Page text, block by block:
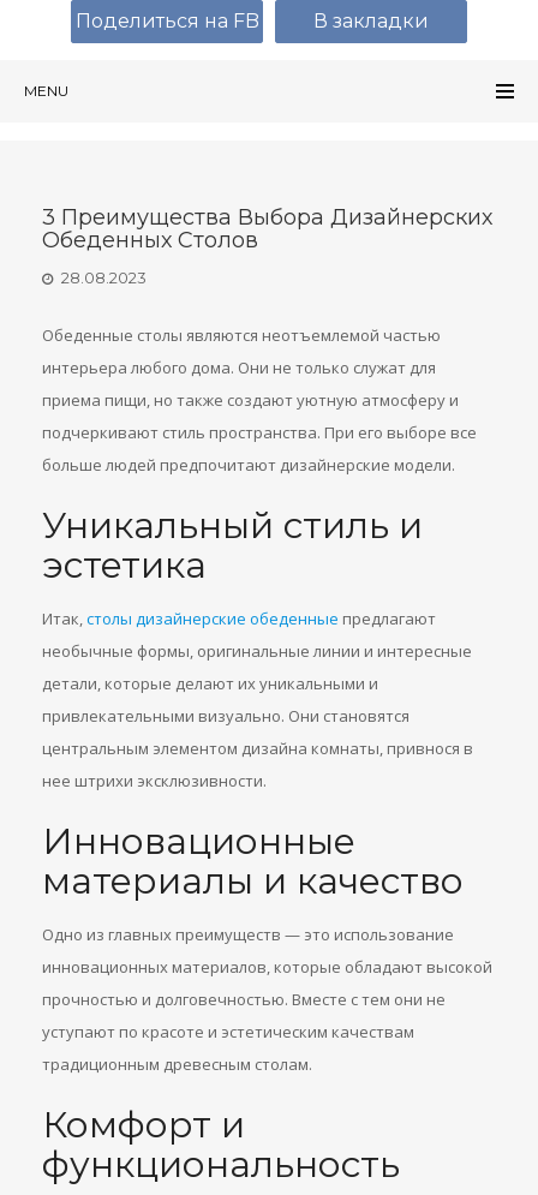
MENU
3 Преимущества Выбора Дизайнерских
Обеденных Столов
28.08.2023
Обеденные столы являются неотъемлемой частью
интерьера любого дома. Они не только служат для
приема пищи, но также создают уютную атмосферу и
подчеркивают стиль пространства. При его выборе все
больше людей предпочитают дизайнерские модели.
Уникальный стиль и
эстетика
Итак,столы дизайнерские обеденные предлагают
необычные формы, оригинальные линии и интересные
детали, которые делают их уникальными и
привлекательными визуально. Они становятся
центральным элементом дизайна комнаты, привнося в
нее штрихи эксклюзивности.
Инновационные
материалы и качество
Одно из главных преимуществ — это использование
инновационных материалов, которые обладают высокой
прочностью и долговечностью. Вместе с тем они не
уступают по красоте и эстетическим качествам
традиционным древесным столам.
Комфорт и
функциональность
Поделиться на FB В закладки